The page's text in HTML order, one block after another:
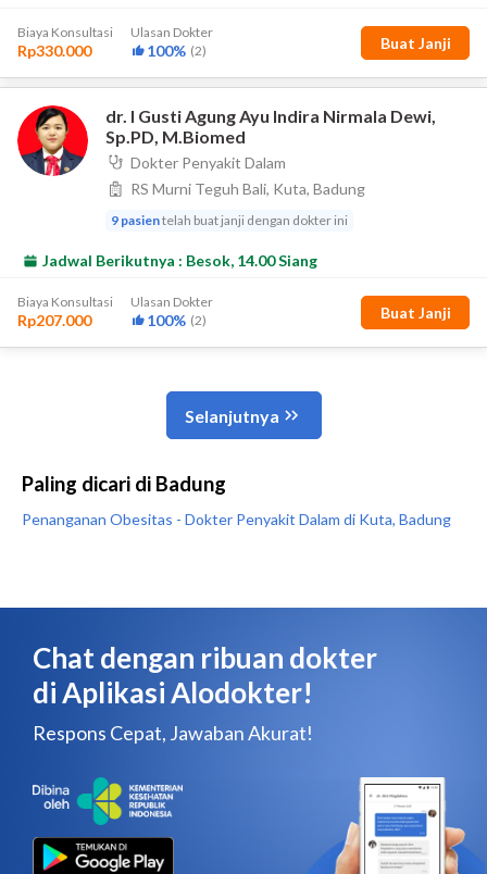
Paling dicari di Badung
Penanganan Obesitas - Dokter Penyakit Dalam di Kuta, Badung